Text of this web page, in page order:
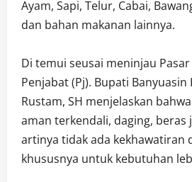
Ayam, Sapi, Telur, Cabai,
dan bahan makanan lainnya.
Di temui seusai meninjau Pasar
Penjabat (Pj). Bupati Banyuasin
Rustam, SH menjelaskan
aman terkendali, daging, beras
artinya tidak ada kekhawatiran
khususnya untuk kebutuhan